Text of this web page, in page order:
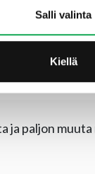
Salli valinta
Kiellä
ja paljon